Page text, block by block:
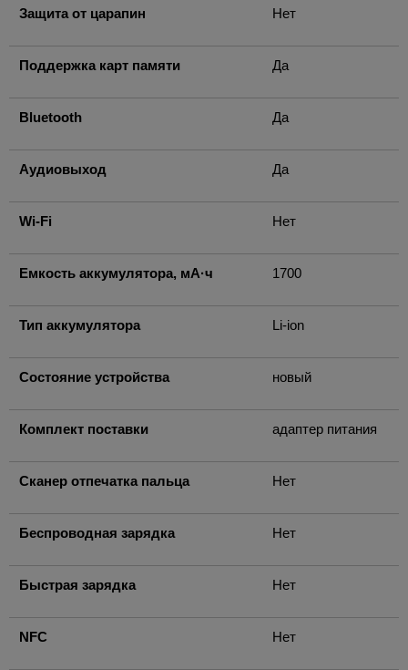
Защита от царапин Нет
Поддержка карт памяти Да
Bluetooth Да
Аудиовыход Да
Wi-Fi Нет
Емкость аккумулятора, мА·ч 1700
Тип аккумулятора Li-ion
Состояние устройства новый
Комплект поставки адаптер питания
Сканер отпечатка пальца Нет
Беспроводная зарядка Нет
Быстрая зарядка Нет
NFC Нет